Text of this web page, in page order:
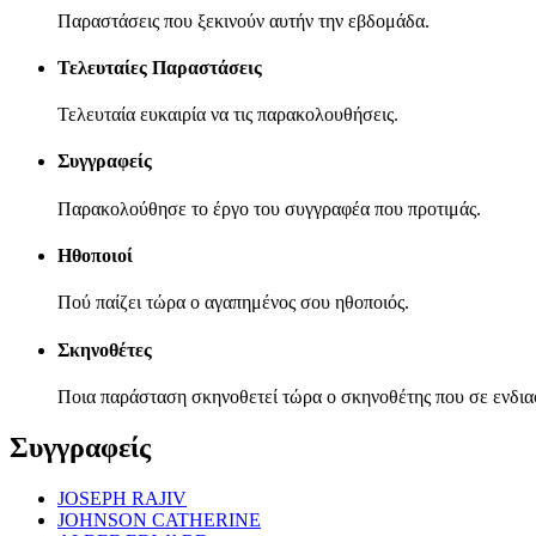
Παραστάσεις που ξεκινούν αυτήν την εβδομάδα.
Τελευταίες Παραστάσεις
Τελευταία ευκαιρία να τις παρακολουθήσεις.
Συγγραφείς
Παρακολούθησε το έργο του συγγραφέα που προτιμάς.
Ηθοποιοί
Πού παίζει τώρα ο αγαπημένος σου ηθοποιός.
Σκηνοθέτες
Ποια παράσταση σκηνοθετεί τώρα ο σκηνοθέτης που σε
Συγγραφείς
JOSEPH RAJIV
JOHNSON CATHERINE